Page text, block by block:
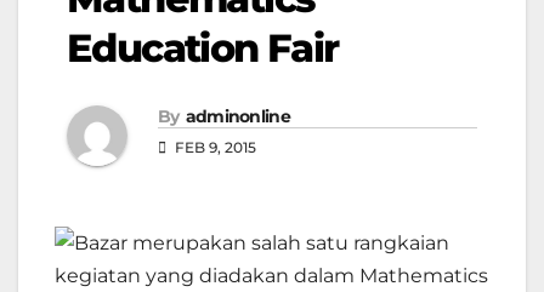
Education Fair
By adminonline
FEB 9, 2015